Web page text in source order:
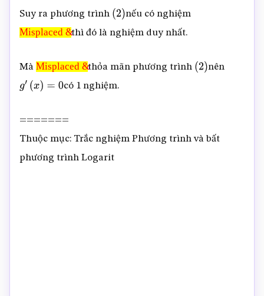
Suy ra phương trình (2)nếu có nghiệm
Misplaced &
Misplaced
thì đó là nghiệm duy nhất.
Mà Misplaced &
Misplaced
&
thỏa mãn phương trình (2) nên
g (x)= 0 có 1 nghiệm.
=======
Thuộc mục: Trắc nghiệm Phương trình và bất
phương trình Logarit